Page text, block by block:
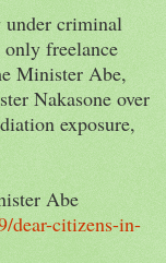
under criminal
freelance
Minister Abe,
Nakasone over
exposure,
Abe
dear-citizens-in-